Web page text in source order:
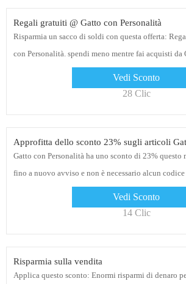
Regali gratuiti @ Gatto con Personalità
Risparmia un sacco di soldi con questa offerta:
con Personalità. spendi meno mentre fai acquisti da
Vedi Sconto
28 Clic
Approfitta dello sconto 23% sugli articoli
Gatto con Personalità ha uno sconto di 23% questo
fino a nuovo avviso e non è necessario alcun codice
Vedi Sconto
14 Clic
Risparmia sulla vendita
Applica questo sconto: Enormi risparmi di denaro